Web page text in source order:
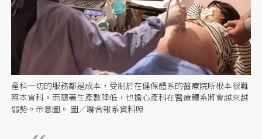
產科一切的服務都是成本，受制於在健保體系的醫療院所根本很難
照本宣科。而隨著生產數降低，也擔心產科在醫療體系將會越來越
弱勢。示意圖。 圖／聯合報系資料照